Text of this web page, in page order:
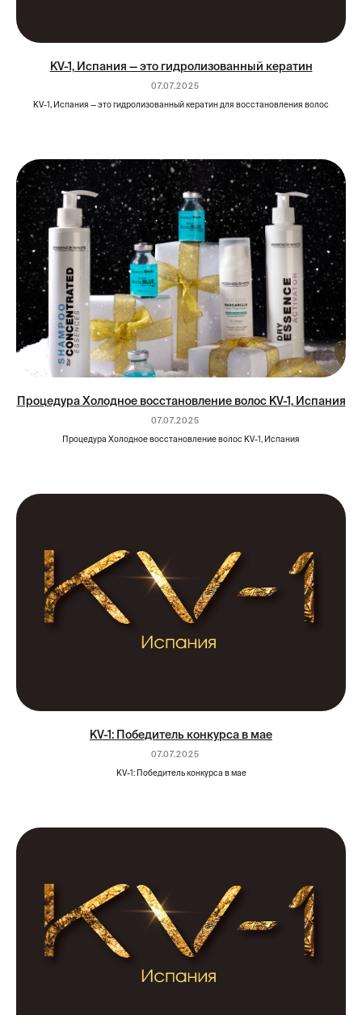
KV-1, Испания — это гидролизованный кератин
07.07.2025
KV-1, Испания — это гидролизованный кератин для восстановления волос
Процедура Холодное восстановление волос KV-1, Испания
07.07.2025
Процедура Холодное восстановление волос KV-1, Испания
KV-1: Победитель конкурса в мае
07.07.2025
KV-1: Победитель конкурса в мае